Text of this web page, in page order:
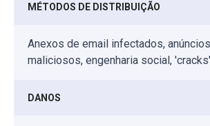
MÉTODOS DE DISTRIBUIÇÃO
Anexos de email infectados,
maliciosos, engenharia social,
DANOS